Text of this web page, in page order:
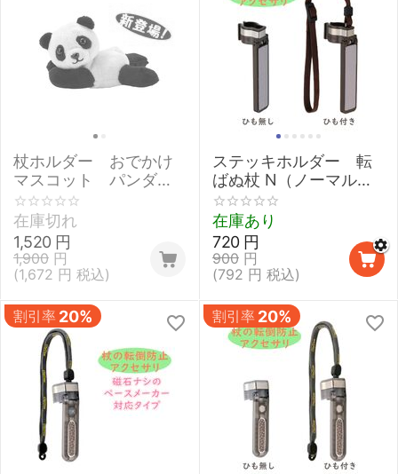
杖ホルダー おでかけ
マスコット パンダ
【杖の転倒防止,ステッ
キホルダー】
在庫切れ
1,900 円
1,520 円
(1,672 円 税込)
ステッキホルダー 転
ばぬ杖 N（ノーマル）
【杖の転倒防止】
在庫あり
900 円
720 円
(792 円 税込)
割引率 20% 割引率 20%